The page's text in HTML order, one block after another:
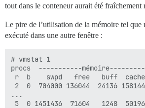
tout dans le conteneur aurait été fraîchement
Le pire de l’utilisation de la mémoire tel que
exécuté dans une autre fenêtre :
# vmstat 1
procs  -----------
r  b    swpd   free   buff
2  0  704000 136044  24136
...